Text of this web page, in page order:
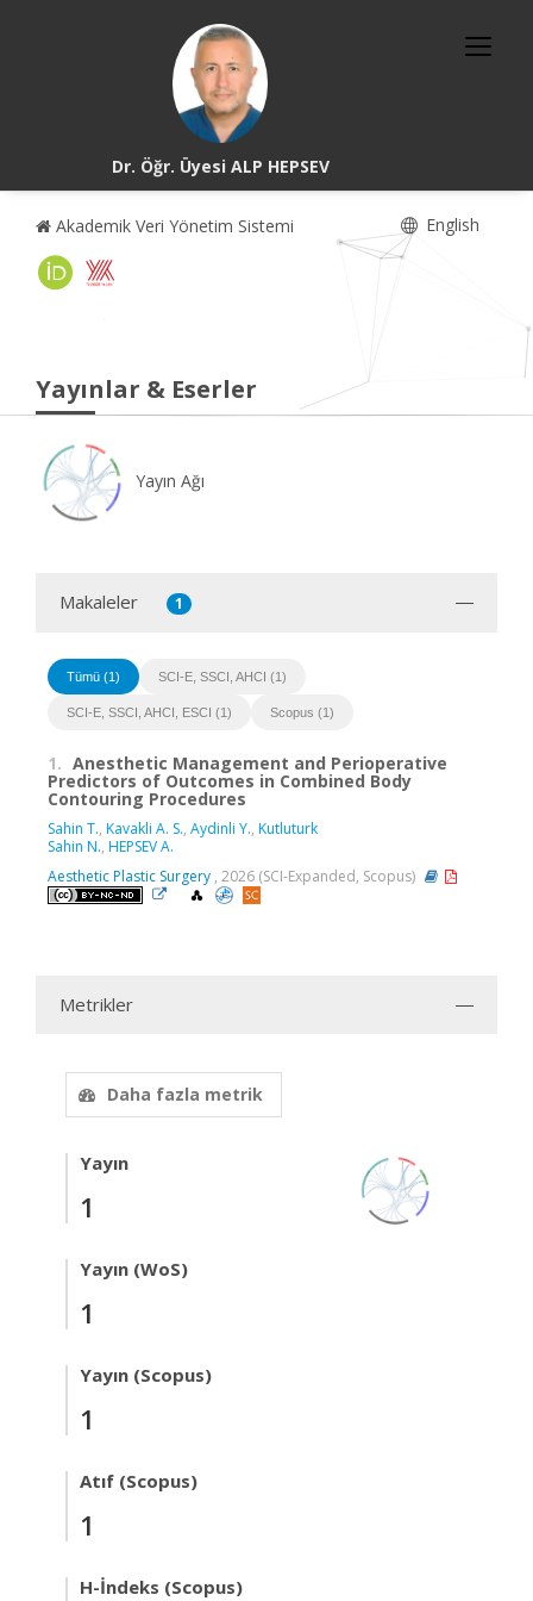
Dr. Öğr. Üyesi ALP HEPSEV
Akademik Veri Yönetim Sistemi English
Yayınlar & Eserler
Yayın Ağı
Makaleler 1
Tümü (1) SCI-E, SSCI, AHCI (1)
SCI-E, SSCI, AHCI, ESCI (1) Scopus (1)
1. Anesthetic Management and Perioperative
Predictors of Outcomes in Combined Body
Contouring Procedures
Sahin T., Kavakli A. S., Aydinli Y., Kutluturk
Sahin N., HEPSEV A.
Aesthetic Plastic Surgery , 2026 (SCI-Expanded, Scopus)
Metrikler
Daha fazla metrik
Yayın
1
Yayın (WoS)
1
Yayın (Scopus)
1
Atıf (Scopus)
1
H-İndeks (Scopus)